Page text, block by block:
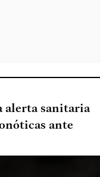
alerta sanitaria
ante